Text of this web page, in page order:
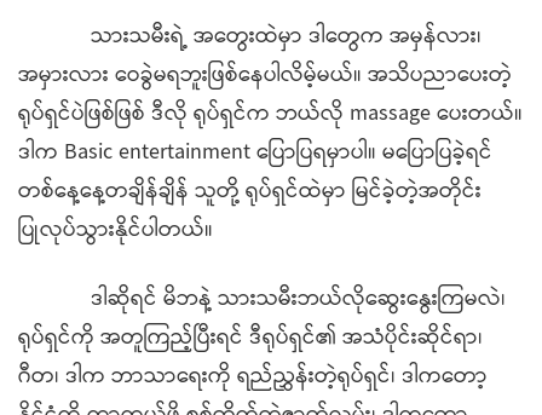
သားသမီးရဲ့ အတွေးထဲမှာ ဒါတွေက အမှန်လား၊
အမှားလား ဝေခွဲမရဘူးဖြစ်နေပါလိမ့်မယ်။ အသိပညာပေးတဲ့
ရုပ်ရှင်ပဲဖြစ်ဖြစ် ဒီလို ရုပ်ရှင်က ဘယ်လို massage ပေးတယ်။
ဒါက Basic entertainment ပြောပြရမှာပါ။ မပြောပြခဲ့ရင်
တစ်နေ့နေ့တချိန်ချိန် သူတို့ ရုပ်ရှင်ထဲမှာ မြင်ခဲ့တဲ့အတိုင်း
ပြုလုပ်သွားနိုင်ပါတယ်။
ဒါဆိုရင် မိဘနဲ့ သားသမီးဘယ်လိုဆွေးနွေးကြမလဲ၊
ရုပ်ရှင်ကို အတူကြည့်ပြီးရင် ဒီရုပ်ရှင်၏ အသံပိုင်းဆိုင်ရာ၊
ဂီတ၊ ဒါက ဘာသာရေးကို ရည်ညွှန်းတဲ့ရုပ်ရှင်၊ ဒါကတော့